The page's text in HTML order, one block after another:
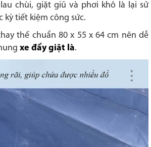
chùi, giặt giũ và phơi khô là lại sử
kỳ tiết kiệm công sức.
thế chuẩn 80 x 55 x 64 cm nên dễ
xe đẩy giặt là.